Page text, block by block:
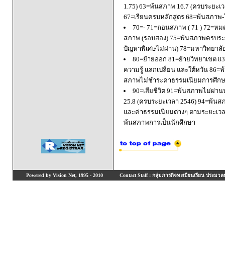
1.75) 63=พ้นสภาพ 16.7 (ครบระยะ
67=เรียนครบหลักสูตร 68=พ้นสภา
70=- 71=ถอนสภาพ ( 71 ) 72=
สภาพ (รอบสอง) 75=พ้นสภาพครบ
ปัญหาพิเศษไม่ผ่าน) 78=มหาวิทยา
80=ย้ายออก 81=ย้ายวิทยาเขต
ความรู้ แลกเปลี่ยน และใต้หวัน
สภาพไม่ชำระค่าธรรมเนียมการศึก
90=เสียชีวิต 91=พ้นสภาพไม่ผ่า
25.8 (ครบระยะเวลา 2546) 94=พ้
และค่าธรรมเนียมต่างๆ ตามระยะเ
พ้นสภาพการเป็นนักศึกษา
Powered by Vision Net, 1995 - 2010 Contact Staff : กลุ่มภารกิจทะเบียนเรียน ประมวล